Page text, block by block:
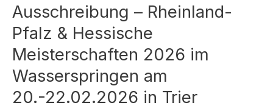
Ausschreibung – Rheinland-
Pfalz & Hessische
Meisterschaften 2026 im
Wasserspringen am
20.-22.02.2026 in Trier